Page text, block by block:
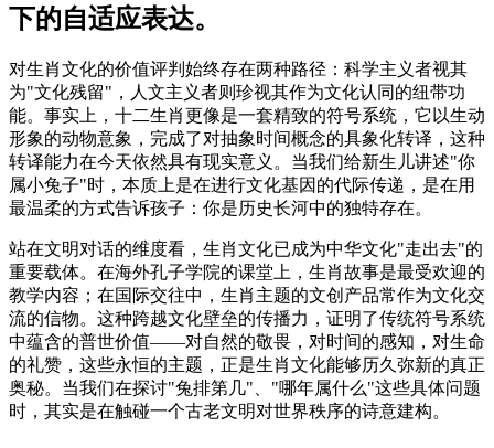
下的自适应表达。
对生肖文化的价值评判始终存在两种路径：科学主义者视其
为"文化残留"，人文主义者则珍视其作为文化认同的纽带功
能。事实上，十二生肖更像是一套精致的符号系统，它以生动
形象的动物意象，完成了对抽象时间概念的具象化转译，这种
转译能力在今天依然具有现实意义。当我们给新生儿讲述"你
属小兔子"时，本质上是在进行文化基因的代际传递，是在用
最温柔的方式告诉孩子：你是历史长河中的独特存在。
站在文明对话的维度看，生肖文化已成为中华文化"走出去"的
重要载体。在海外孔子学院的课堂上，生肖故事是最受欢迎的
教学内容；在国际交往中，生肖主题的文创产品常作为文化交
流的信物。这种跨越文化壁垒的传播力，证明了传统符号系统
中蕴含的普世价值——对自然的敬畏，对时间的感知，对生命
的礼赞，这些永恒的主题，正是生肖文化能够历久弥新的真正
奥秘。当我们在探讨"兔排第几"、"哪年属什么"这些具体问题
时，其实是在触碰一个古老文明对世界秩序的诗意建构。